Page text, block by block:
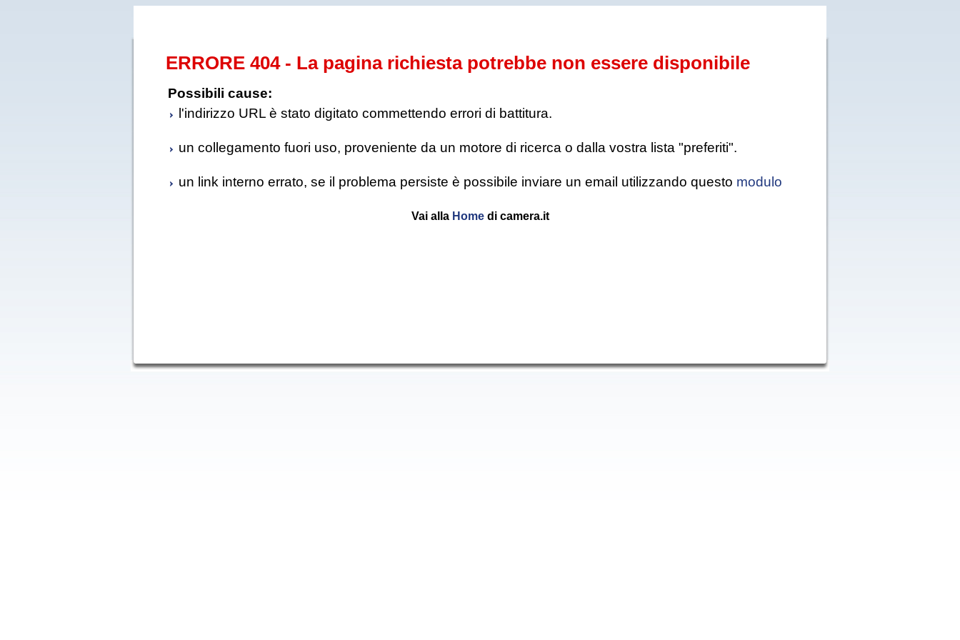
ERRORE 404 - La pagina richiesta potrebbe non essere disponibile
Possibili cause:
l'indirizzo URL è stato digitato commettendo errori di battitura.
un collegamento fuori uso, proveniente da un motore di ricerca o dalla vostra lista "preferiti".
un link interno errato, se il problema persiste è possibile inviare un email utilizzando questo modulo
Vai alla Homedi camera.it